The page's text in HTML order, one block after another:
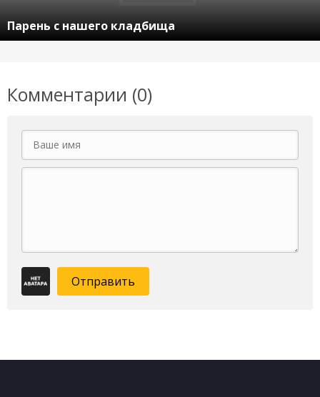
Парень с нашего кладбища
Комментарии (0)
Отправить